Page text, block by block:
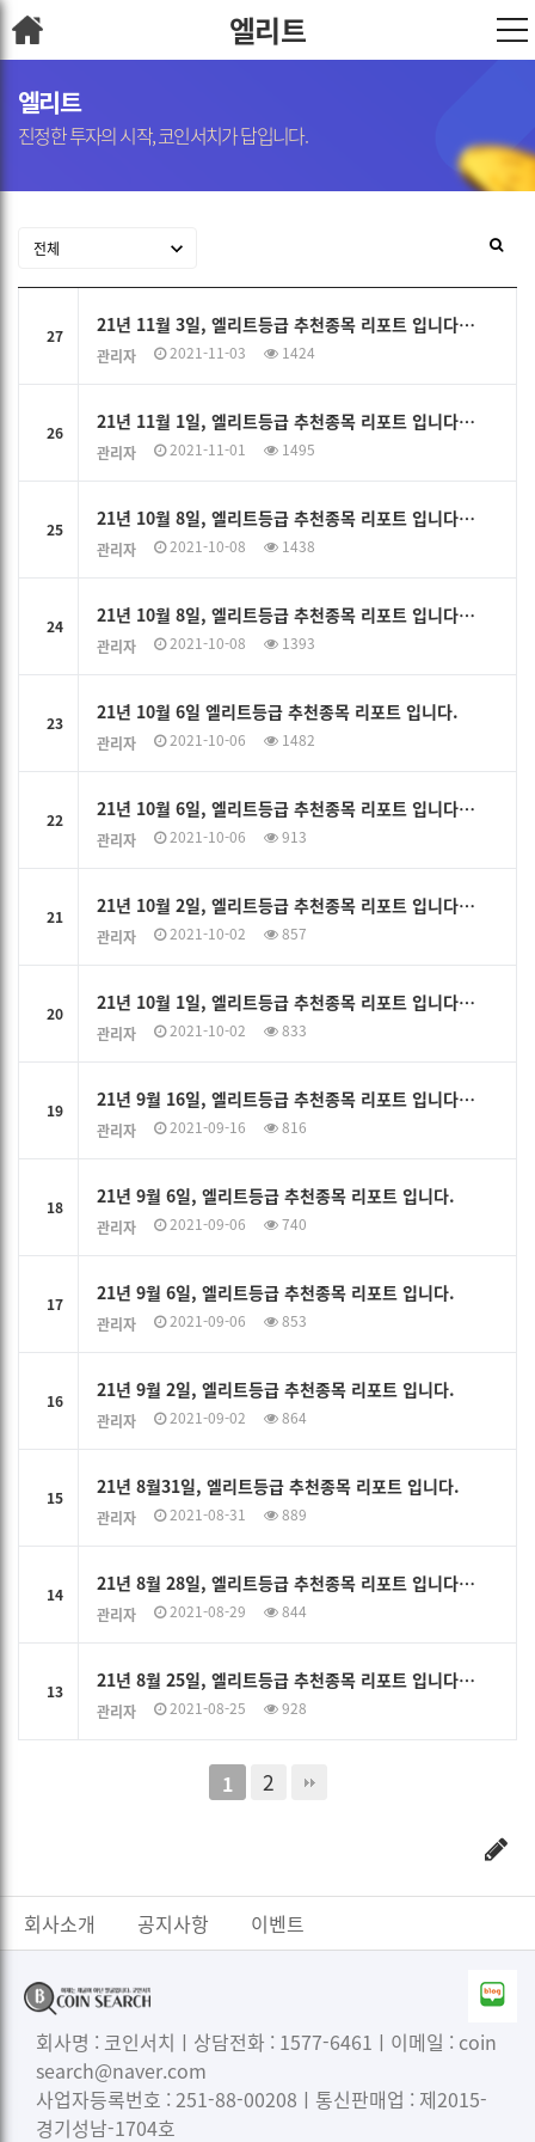
엘리트
엘리트
진정한 투자의 시작, 코인서치가 답입니다.
27
21년 11월 3일, 엘리트등급 추천종목 리포트 입니다…
관리자 2021-11-03 1424
26
21년 11월 1일, 엘리트등급 추천종목 리포트 입니다…
관리자 2021-11-01 1495
25
21년 10월 8일, 엘리트등급 추천종목 리포트 입니다…
관리자 2021-10-08 1438
24
21년 10월 8일, 엘리트등급 추천종목 리포트 입니다…
관리자 2021-10-08 1393
23
21년 10월 6일 엘리트등급 추천종목 리포트 입니다.
관리자 2021-10-06 1482
22
21년 10월 6일, 엘리트등급 추천종목 리포트 입니다…
관리자 2021-10-06 913
21
21년 10월 2일, 엘리트등급 추천종목 리포트 입니다…
관리자 2021-10-02 857
20
21년 10월 1일, 엘리트등급 추천종목 리포트 입니다…
관리자 2021-10-02 833
19
21년 9월 16일, 엘리트등급 추천종목 리포트 입니다…
관리자 2021-09-16 816
18
21년 9월 6일, 엘리트등급 추천종목 리포트 입니다.
관리자 2021-09-06 740
17
21년 9월 6일, 엘리트등급 추천종목 리포트 입니다.
관리자 2021-09-06 853
16
21년 9월 2일, 엘리트등급 추천종목 리포트 입니다.
관리자 2021-09-02 864
15
21년 8월31일, 엘리트등급 추천종목 리포트 입니다.
관리자 2021-08-31 889
14
21년 8월 28일, 엘리트등급 추천종목 리포트 입니다…
관리자 2021-08-29 844
13
21년 8월 25일, 엘리트등급 추천종목 리포트 입니다…
관리자 2021-08-25 928
1 2
회사소개 공지사항 이벤트
회사명 : 코인서치ㅣ상담전화 : 1577-6461ㅣ이메일 : coin
search@naver.com
사업자등록번호 : 251-88-00208ㅣ통신판매업 : 제2015-
경기성남-1704호